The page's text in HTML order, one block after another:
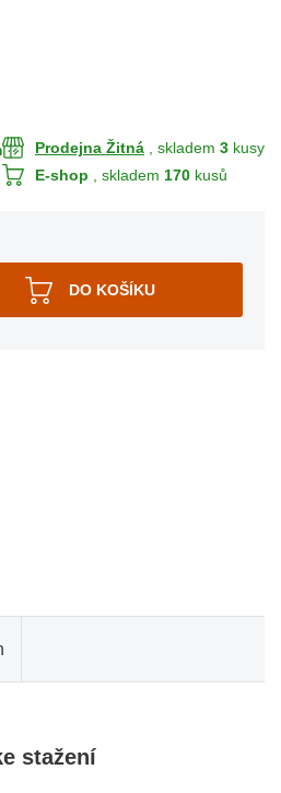
Prodejna Žitná , skladem 3 kusy
E-shop
, skladem 170 kusů
stažení